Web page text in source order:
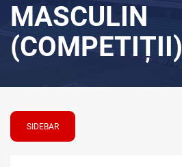
MASCULIN
(COMPETIȚII)
SIDEBAR